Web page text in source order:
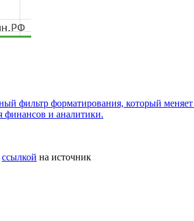
фильтр форматирования, который
финансов и аналитики.
ссылкой на источник